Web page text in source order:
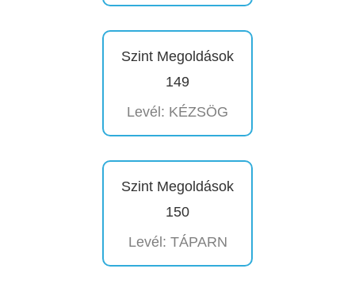
Szint Megoldások
149
Levél: KÉZSÖG
Szint Megoldások
150
Levél: TÁPARN